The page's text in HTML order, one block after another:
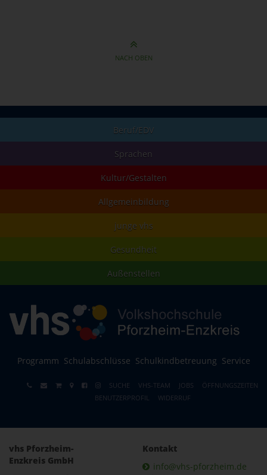
NACH OBEN
Beruf/EDV
Sprachen
Kultur/Gestalten
Allgemeinbildung
junge vhs
Gesundheit
Außenstellen
Programm Schulabschlüsse Schulkindbetreuung Service
SUCHE VHS-TEAM JOBS
ÖFFNUNGSZEITEN
BENUTZERPROFIL
WIDERRUF
vhs Pforzheim-
Enzkreis GmbH
Kontakt
info@vhs-pforzheim.de